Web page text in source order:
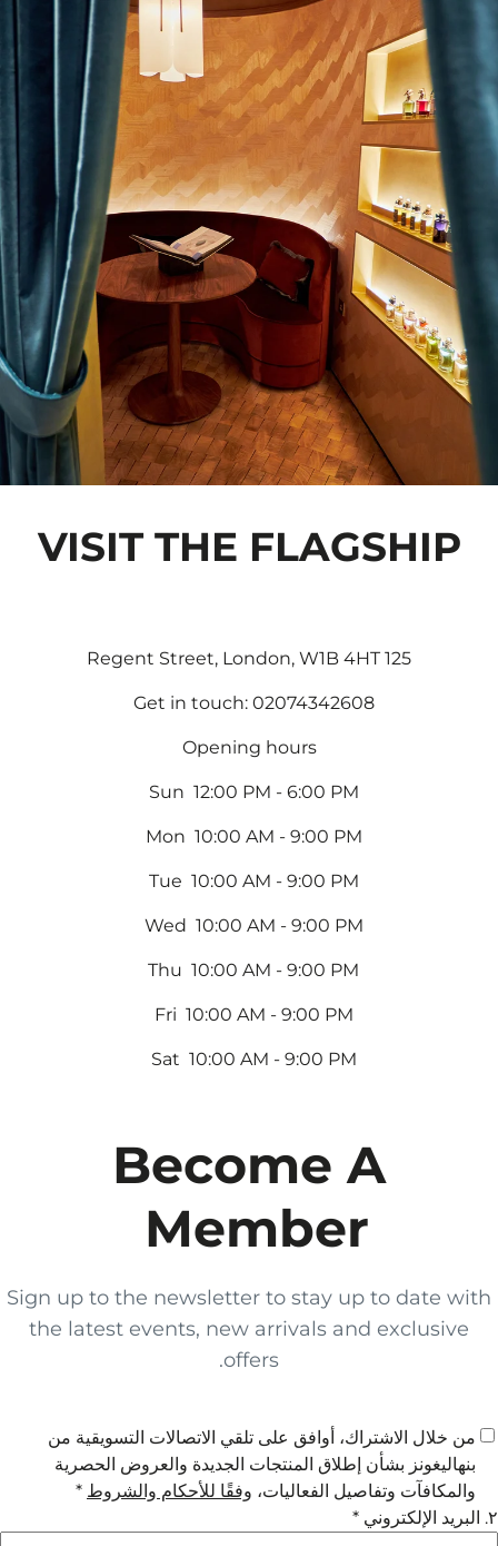
VISIT THE FLAGSHIP
125 Regent Street, London, W1B 4HT
Get in touch: 02074342608
Opening hours
Sun 12:00 PM - 6:00 PM
Mon 10:00 AM - 9:00 PM
Tue 10:00 AM - 9:00 PM
Wed 10:00 AM - 9:00 PM
Thu 10:00 AM - 9:00 PM
Fri 10:00 AM - 9:00 PM
Sat 10:00 AM - 9:00 PM
Become A
Member
Sign up to the newsletter to stay up to date with
the latest events, new arrivals and exclusive
offers.
من خلال الاشتراك، أوافق على تلقي الاتصالات التسويقية من
بنهاليغونز بشأن إطلاق المنتجات الجديدة والعروض الحصرية
والمكافآت وتفاصيل الفعاليات، وفقًا للأحكام والشروط *
٢. البريد الإلكتروني *